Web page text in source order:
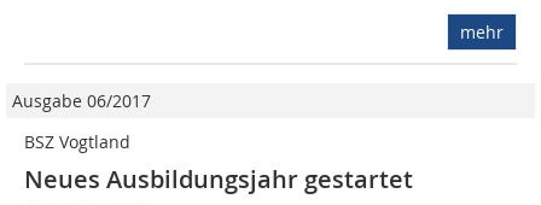
mehr
Ausgabe 06/2017
BSZ Vogtland
Neues Ausbildungsjahr gestartet